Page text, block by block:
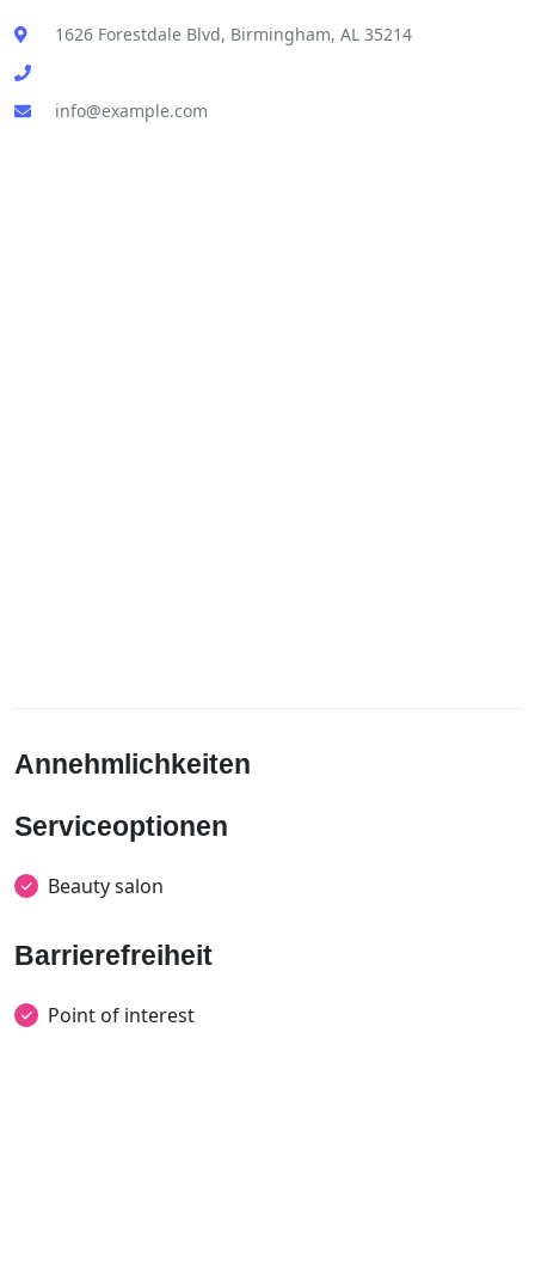
1626 Forestdale Blvd, Birmingham, AL 35214
info@example.com
Annehmlichkeiten
Serviceoptionen
Beauty salon
Barrierefreiheit
Point of interest